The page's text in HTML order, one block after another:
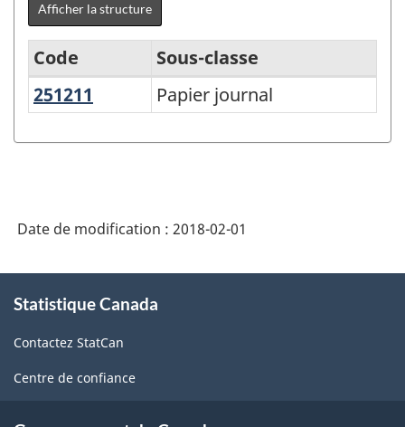
Afficher la structure
Variante
2012
1.0
-
Comptes
d'importation
Code
Sous-classe
251211
Papier journal
Papier journal
Date de modification : 2018-02-01
propos
ce
site
Statistique Canada
Contactez StatCan
Centre de confiance